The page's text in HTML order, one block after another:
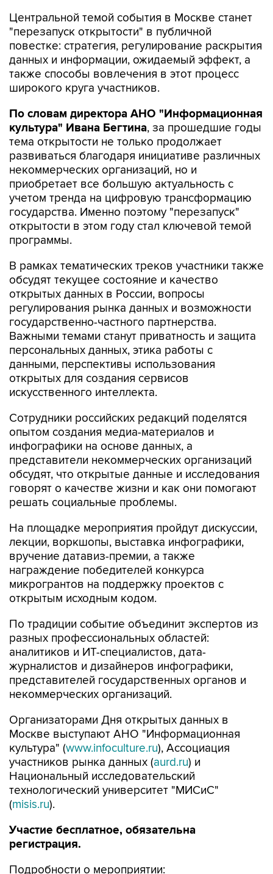
Центральной темой события в Москве станет
"перезапуск открытости" в публичной
повестке: стратегия, регулирование раскрытия
данных и информации, ожидаемый эффект, а
также способы вовлечения в этот процесс
широкого круга участников.
По словам директора АНО "Информационная
культура" Ивана Бегтина, за прошедшие годы
тема открытости не только продолжает
развиваться благодаря инициативе различных
некоммерческих организаций, но и
приобретает все большую актуальность с
учетом тренда на цифровую трансформацию
государства. Именно поэтому "перезапуск"
открытости в этом году стал ключевой темой
программы.
В рамках тематических треков участники также
обсудят текущее состояние и качество
открытых данных в России, вопросы
регулирования рынка данных и возможности
государственно-частного партнерства.
Важными темами станут приватность и защита
персональных данных, этика работы с
данными, перспективы использования
открытых для создания сервисов
искусственного интеллекта.
Сотрудники российских редакций поделятся
опытом создания медиа-материалов и
инфографики на основе данных, а
представители некоммерческих организаций
обсудят, что открытые данные и исследования
говорят о качестве жизни и как они помогают
решать социальные проблемы.
На площадке мероприятия пройдут дискуссии,
лекции, воркшопы, выставка инфографики,
вручение датавиз-премии, а также
награждение победителей конкурса
микрогрантов на поддержку проектов с
открытым исходным кодом.
По традиции событие объединит экспертов из
разных профессиональных областей:
аналитиков и ИТ-специалистов, дата-
журналистов и дизайнеров инфографики,
представителей государственных органов и
некоммерческих организаций.
Организаторами Дня открытых данных в
Москве выступают АНО "Информационная
культура" (www.infoculture.ru), Ассоциация
участников рынка данных (aurd.ru) и
Национальный исследовательский
технологический университет "МИСиС"
(misis.ru).
Участие бесплатное, обязательна
регистрация.
Подробности о мероприятии: